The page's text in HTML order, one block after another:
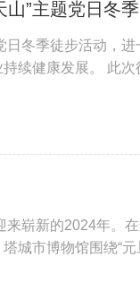
日冬季徒步活动，进
续健康发展。 此次
来崭新的2024年。
城市博物馆围绕“元